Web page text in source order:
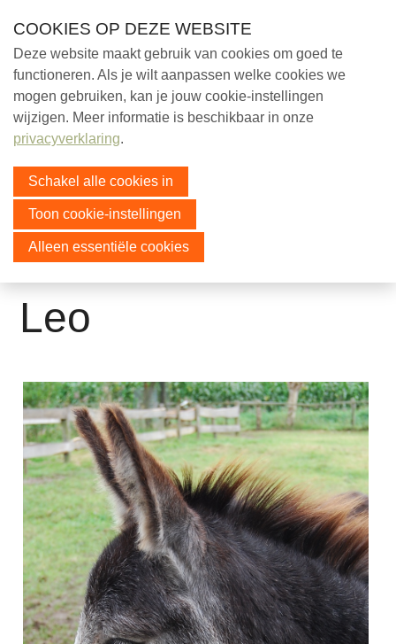
links
Jump
to
navigation
Jump
to
main
content
Leo
Help mee!
Over ons
Op de hoeve
Doorplaatsing
Recent doorgeplaatst
Doneer
Contact
Search
Login
COOKIES OP DEZE WEBSITE
Deze website maakt gebruik van cookies om goed te
functioneren. Als je wilt aanpassen welke cookies we
mogen gebruiken, kan je jouw cookie-instellingen
wijzigen. Meer informatie is beschikbaar in onze
privacyverklaring.
Schakel alle cookies in
Toon cookie-instellingen
Alleen essentiële cookies